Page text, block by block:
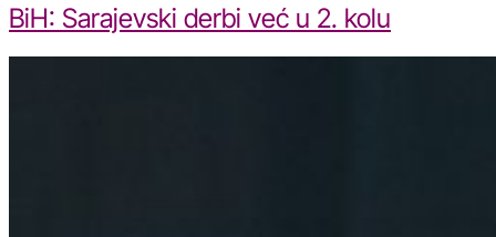
BiH: Sarajevski derbi već u 2. kolu